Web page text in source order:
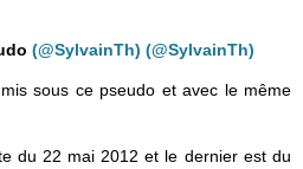
(@SylvainTh) (@SylvainTh)
sous ce pseudo et avec le même
du 22 mai 2012 et le dernier est du